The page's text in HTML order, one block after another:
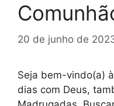
20 de junho de
Seja bem-vindo(a)
dias com Deus,